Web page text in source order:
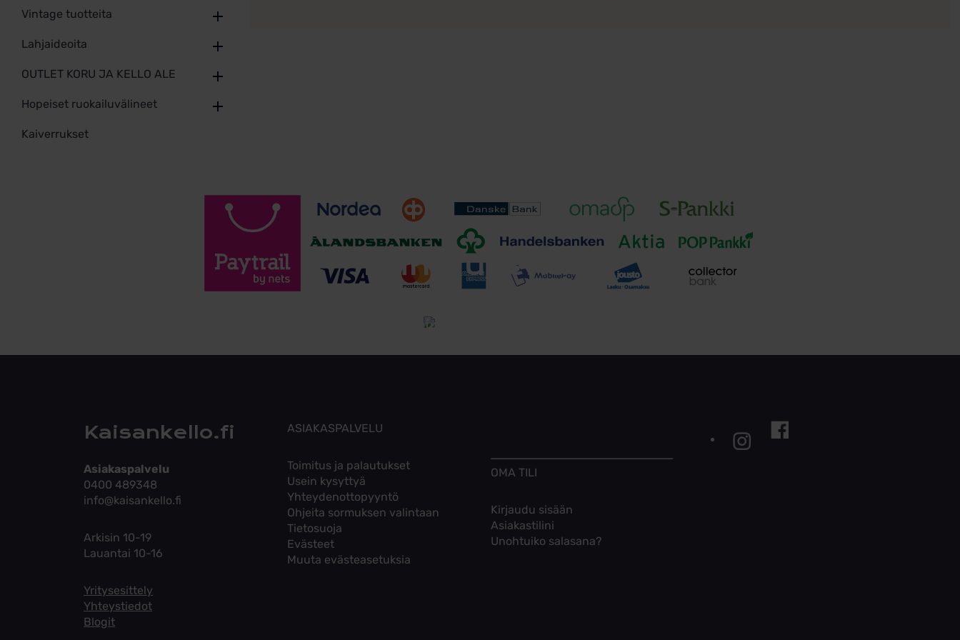
Vintage tuotteita
Lahjaideoita
OUTLET KORU JA KELLO ALE
Hopeiset ruokailuvälineet
Kaiverrukset
Toimitusehdot
Tutustu toimitusehtoihin
Kaisankello.fi
Asiakaspalvelu
0400 489348
info@kaisankello.fi
Arkisin 10-19
Lauantai 10-16
Yritysesittely
Yhteystiedot
Blogit
ASIAKASPALVELU
Toimitus ja palautukset
Usein kysyttyä
Yhteydenottopyyntö
Ohjeita sormuksen valintaan
Tietosuoja
Evästeet
Muuta evästeasetuksia
OMA TILI
Kirjaudu sisään
Asiakastilini
Unohtuiko salasana?